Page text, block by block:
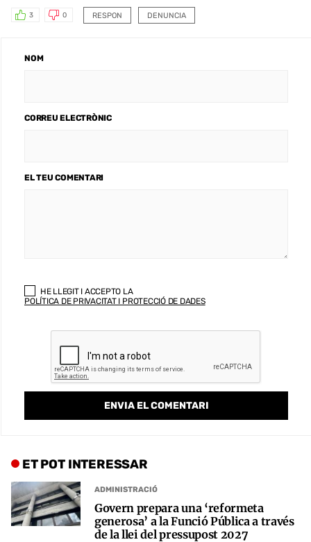
RESPON
3 0 DENUNCIA
NOM
CORREU ELECTRÒNIC
EL TEU COMENTARI
HE LLEGIT I ACCEPTO LA
POLÍTICA DE PRIVACITAT I PROTECCIÓ DE DADES
ET POT INTERESSAR
ADMINISTRACIÓ
Govern prepara una ‘reformeta
generosa’ a la Funció Pública a través
de la llei del pressupost 2027